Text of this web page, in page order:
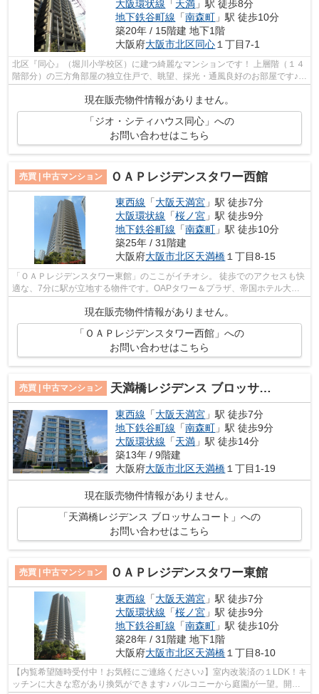
大阪環状線 「天満 」駅 徒歩8分
地下鉄谷町線 「南森町 」駅 徒歩10分
築20年 / 15階建 地下1階
大阪府大阪市北区同心１丁目7-1
北区『同心』（堀川小学校区）に建つ綺麗なマンションです！ 上層階（１４
階部分）の三方角部屋の独立住戸で、眺望、採光・通風良好のお部屋です♪
現在販売物件情報がありません。
「ジオ・シティハウス同心」への
お問い合わせはこちら
売買 | 中古マンション ＯＡＰレジデンスタワー西館
東西線 「大阪天満宮 」駅 徒歩7分
大阪環状線 「桜ノ宮 」駅 徒歩9分
地下鉄谷町線 「南森町 」駅 徒歩10分
築25年 / 31階建
大阪府大阪市北区天満橋 １丁目8-15
「ＯＡＰレジデンスタワー東館」のここがイチオシ。 徒歩でのアクセスも快
適な、7分に駅が立地する物件です。OAPタワー＆プラザ、帝国ホテル大
阪、ギャラリー、マンション、公園で構成...
現在販売物件情報がありません。
「ＯＡＰレジデンスタワー西館」への
お問い合わせはこちら
売買 | 中古マンション 天満橋レジデンス ブロッサムコート
東西線 「大阪天満宮 」駅 徒歩7分
地下鉄谷町線 「南森町 」駅 徒歩9分
大阪環状線 「天満 」駅 徒歩14分
築13年 / 9階建
大阪府大阪市北区天満橋 １丁目1-19
現在販売物件情報がありません。
「天満橋レジデンス ブロッサムコート」への
お問い合わせはこちら
売買 | 中古マンション ＯＡＰレジデンスタワー東館
東西線 「大阪天満宮 」駅 徒歩7分
大阪環状線 「桜ノ宮 」駅 徒歩9分
地下鉄谷町線 「南森町 」駅 徒歩10分
築28年 / 31階建 地下1階
大阪府大阪市北区天満橋 １丁目8-10
【内覧希望随時受付中！お気軽にご連絡ください♪】室内改装済の１LDK！キ
ッチンに大きな窓があり換気ができます♪ バルコニーから庭園が一望。開放